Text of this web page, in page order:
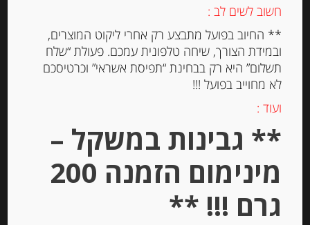
-
₪93.00
יחידות
חשוב לשים לב :
** החיוב בפועל מתבצע רק אחרי ליקוט המוצרים,
ובמידת הצורך, שיחה טלפונית עמכם. פעולת “שלח
תשלום” היא רק בבחינת “תפיסת אשראי” וכרטיסכם
לא מחוייב בפועל !!!
ועוד :
** גבינות במשקל –
מינימום הזמנה 200
גרם !!! **